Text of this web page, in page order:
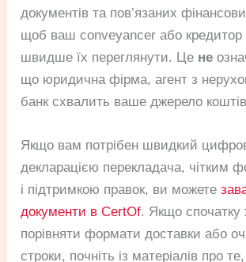
документів та пов’язаних
щоб ваш conveyancer або кредитор
швидше їх переглянути. Це не
що юридична фірма, агент з
банк схвалить ваше джерело
Якщо вам потрібен швидкий
декларацією перекладача, чітким
і підтримкою правок, ви можете
документи в CertOf. Якщо спочатку
порівняти формати доставки або
строки, почніть із матеріалів про